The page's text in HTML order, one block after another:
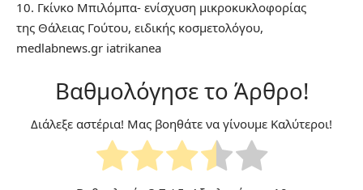
10. Γκίνκο Μπιλόμπα- ενίσχυση μικροκυκλοφορίας
της Θάλειας Γούτου, ειδικής κοσμετολόγου,
medlabnews.gr iatrikanea
Βαθμολόγησε το Άρθρο!
Διάλεξε αστέρια! Μας βοηθάτε να γίνουμε Καλύτεροι!